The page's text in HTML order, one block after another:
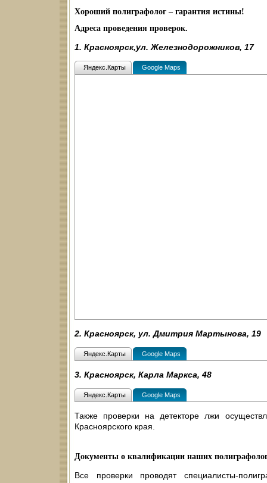
Хороший полиграфолог – гарантия истины!
Адреса проведения проверок.
1. Красноярск,ул. Железнодорожников, 17
Яндекс.Карты Google Maps
2. Красноярск, ул. Дмитрия Мартынова, 19
Яндекс.Карты Google Maps
3. Красноярск, Карла Маркса, 48
Яндекс.Карты Google Maps
Также проверки на детекторе лжи
Красноярского края.
Документы о квалификации наших
Все проверки проводят специалисты-